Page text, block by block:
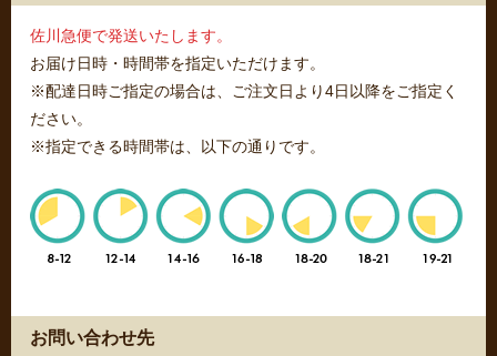
佐川急便で発送いたします。
お届け日時・時間帯を指定いただけます。
※配達日時ご指定の場合は、ご注文日より4日以降をご指定く
ださい。
※指定できる時間帯は、以下の通りです。
お問い合わせ先